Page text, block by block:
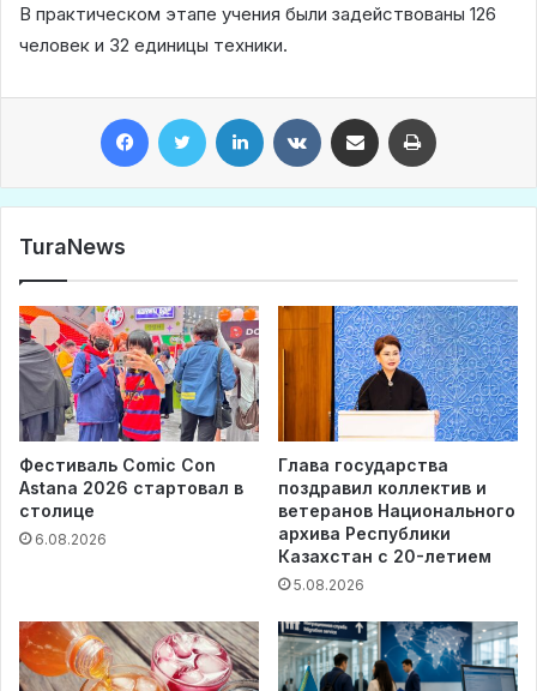
В практическом этапе учения были задействованы 126
человек и 32 единицы техники.
TuraNews
Фестиваль Comic Con
Astana 2026 стартовал в
столице
6.08.2026
Глава государства
поздравил коллектив и
ветеранов Национального
архива Республики
Казахстан с 20-летием
5.08.2026